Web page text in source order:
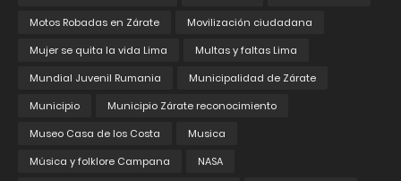
Motos Robadas en Zárate
Movilización ciudadana
Mujer se quita la vida Lima
Multas y faltas Lima
Mundial Juvenil Rumania
Municipalidad de Zárate
Municipio
Municipio Zárate reconocimiento
Museo Casa de los Costa
Musica
Música y folklore Campana
NASA